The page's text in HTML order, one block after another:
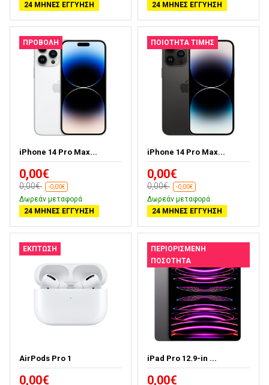
24 ΜΉΝΕΣ ΕΓΓΎΗΣΗ
24 ΜΉΝΕΣ ΕΓΓΎΗΣΗ
ΠΡΟΒΟΛΉ
iPhone 14 Pro Max...
0,00€
0,00€ -0,00€
Δωρεάν μεταφορά
24 ΜΉΝΕΣ ΕΓΓΎΗΣΗ
ΠΟΙΌΤΗΤΑ ΤΙΜΉΣ
iPhone 14 Pro Max...
0,00€
0,00€ -0,00€
Δωρεάν μεταφορά
24 ΜΉΝΕΣ ΕΓΓΎΗΣΗ
ΕΚΠΤΩΣΗ
AirPods Pro 1
0,00€
ΠΕΡΙΟΡΙΣΜΈΝΗ
ΠΟΣΌΤΗΤΑ
iPad Pro 12.9-in ...
0,00€